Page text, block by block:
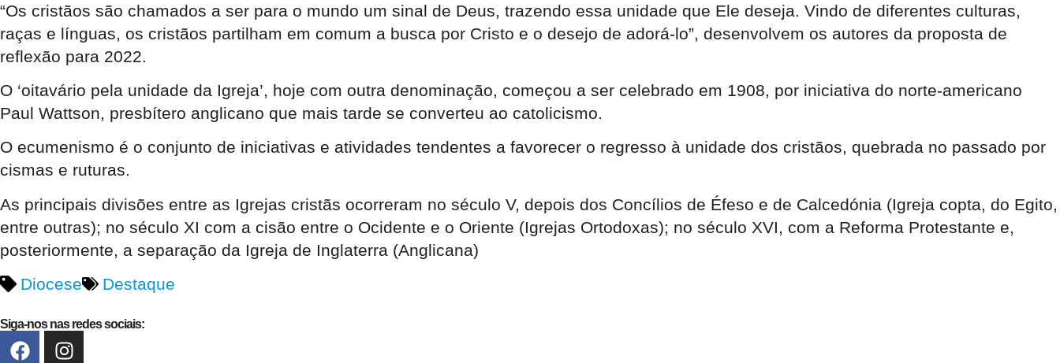
“Os cristãos são chamados a ser para o mundo um sinal de Deus, trazendo essa unidade que Ele deseja. Vindo de diferentes culturas,
raças e línguas, os cristãos partilham em comum a busca por Cristo e o desejo de adorá-lo”, desenvolvem os autores da proposta de
reflexão para 2022.
O ‘oitavário pela unidade da Igreja’, hoje com outra denominação, começou a ser celebrado em 1908, por iniciativa do norte-americano
Paul Wattson, presbítero anglicano que mais tarde se converteu ao catolicismo.
O ecumenismo é o conjunto de iniciativas e atividades tendentes a favorecer o regresso à unidade dos cristãos, quebrada no passado por
cismas e ruturas.
As principais divisões entre as Igrejas cristãs ocorreram no século V, depois dos Concílios de Éfeso e de Calcedónia (Igreja copta, do Egito,
entre outras); no século XI com a cisão entre o Ocidente e o Oriente (Igrejas Ortodoxas); no século XVI, com a Reforma Protestante e,
posteriormente, a separação da Igreja de Inglaterra (Anglicana)
Diocese
Destaque
Siga-nos nas redes sociais: